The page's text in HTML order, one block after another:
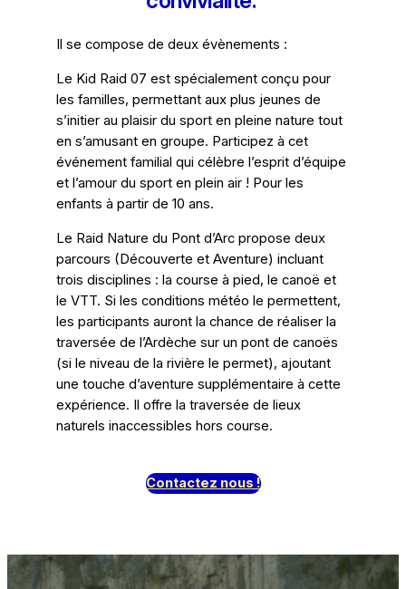
Il se compose de deux évènements :
Le Kid Raid 07 est spécialement conçu pour
les familles, permettant aux plus jeunes de
s’initier au plaisir du sport en pleine nature tout
en s’amusant en groupe. Participez à cet
événement familial qui célèbre l’esprit d’équipe
et l’amour du sport en plein air ! Pour les
enfants à partir de 10 ans.
Le Raid Nature du Pont d’Arc propose deux
parcours (Découverte et Aventure) incluant
trois disciplines : la course à pied, le canoë et
le VTT. Si les conditions météo le permettent,
les participants auront la chance de réaliser la
traversée de l’Ardèche sur un pont de canoës
(si le niveau de la rivière le permet), ajoutant
une touche d’aventure supplémentaire à cette
expérience. Il offre la traversée de lieux
naturels inaccessibles hors course.
Contactez nous !